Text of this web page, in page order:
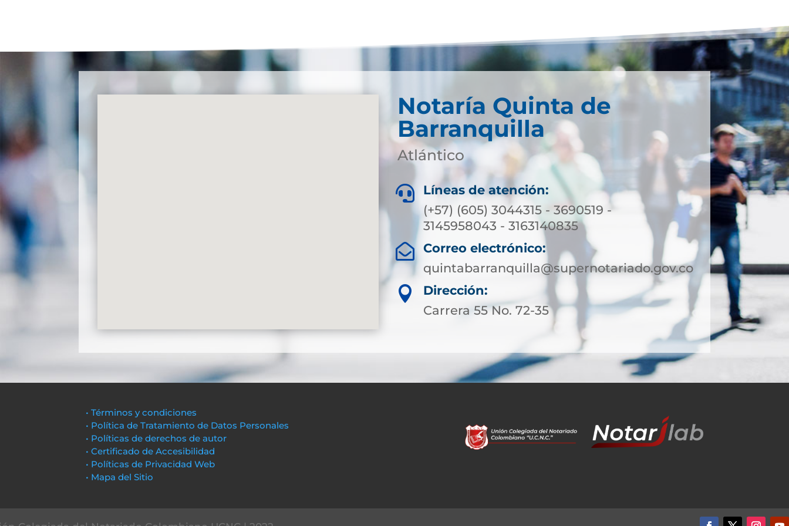
Notaría Quinta de
Barranquilla
Atlántico

Líneas de atención:
(+57) (605) 3044315 - 3690519 -
3145958043 - 3163140835

Correo electrónico:
quintabarranquilla@supernotariado.gov.co

Dirección:
Carrera 55 No. 72-35
• Términos y condiciones
• Política de Tratamiento de Datos Personales
• Políticas de derechos de autor
• Certificado de Accesibilidad
• Políticas de Privacidad Web
• Mapa del Sitio